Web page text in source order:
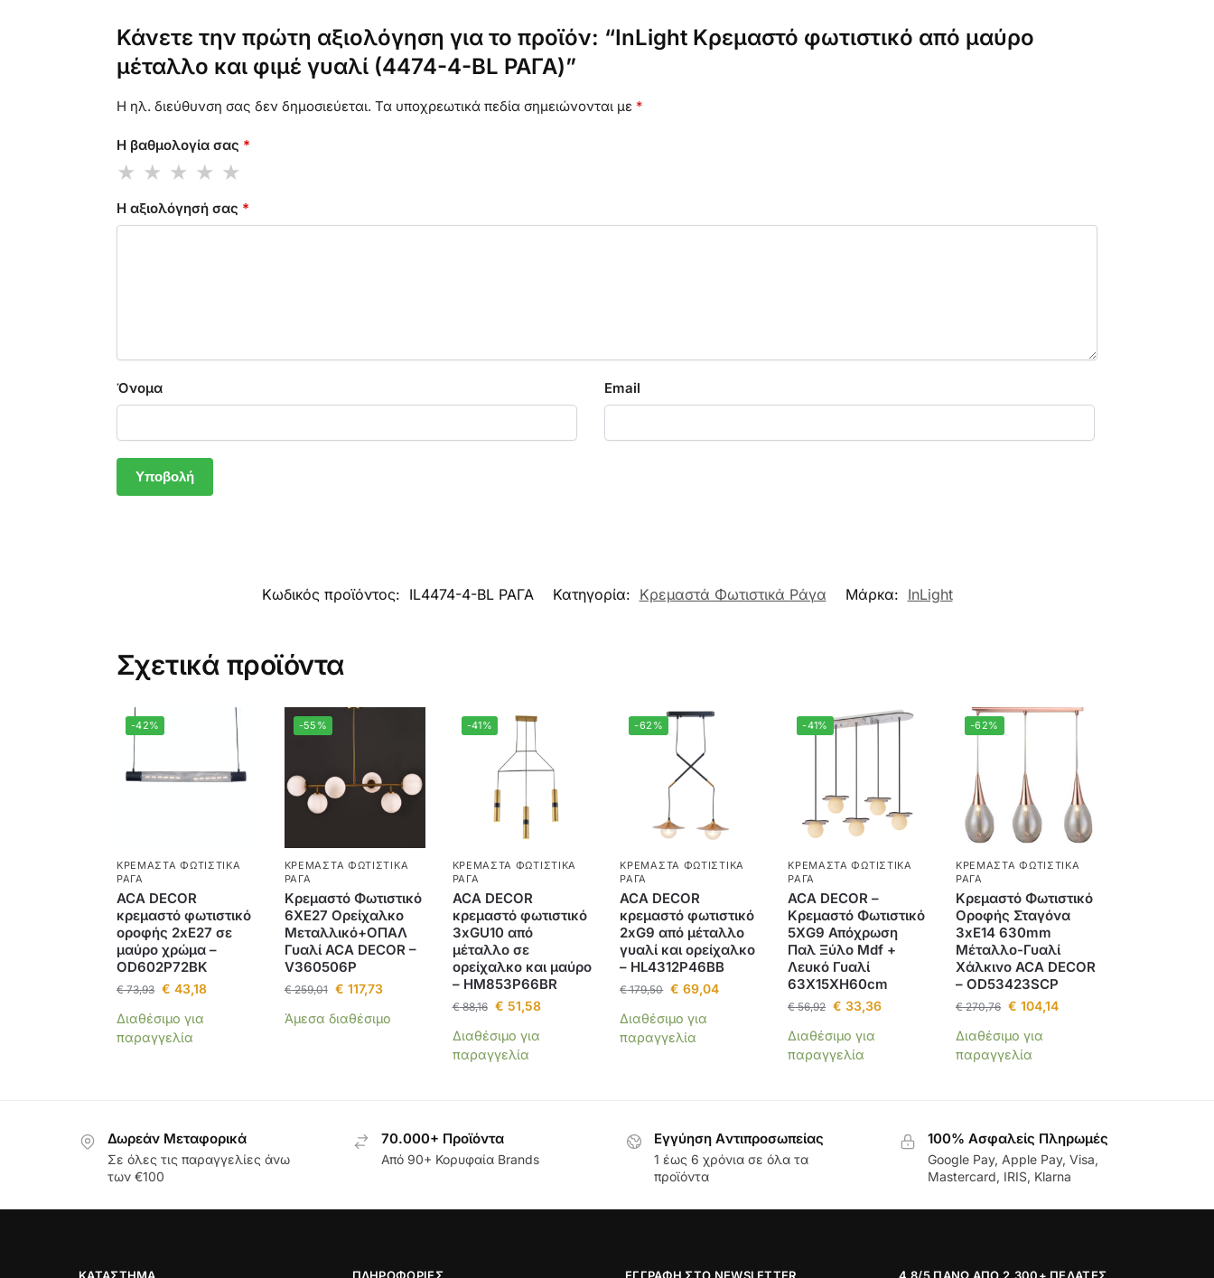
Κάνετε την πρώτη αξιολόγηση για το προϊόν: “InLight Κρεμαστό φωτιστικό από μαύρο
μέταλλο και φιμέ γυαλί (4474-4-BL ΡΑΓΑ)”
Η ηλ. διεύθυνση σας δεν δημοσιεύεται. Τα υποχρεωτικά πεδία σημειώνονται με *
Η βαθμολογία σας *
Η αξιολόγησή σας *
Όνομα Email
Κωδικός προϊόντος: IL4474-4-BL ΡΑΓΑ Κατηγορία: Κρεμαστά Φωτιστικά Ράγα Μάρκα: InLight
Σχετικά προϊόντα
-42%
ΚΡΕΜΑΣΤΆ ΦΩΤΙΣΤΙΚΆ
ΡΆΓΑ
ACA DECOR
κρεμαστό φωτιστικό
οροφής 2xE27 σε
μαύρο χρώμα –
OD602P72BK
€73,93 € 43,18
Διαθέσιμο για
παραγγελία
-55%
ΚΡΕΜΑΣΤΆ ΦΩΤΙΣΤΙΚΆ
ΡΆΓΑ
Κρεμαστό Φωτιστικό
6ΧΕ27 Ορείχαλκο
Μεταλλικό+ΟΠΑΛ
Γυαλί ACA DECOR –
V360506P
€259,01 € 117,73
Άμεσα διαθέσιμο
-41%
ΚΡΕΜΑΣΤΆ ΦΩΤΙΣΤΙΚΆ
ΡΆΓΑ
ACA DECOR
κρεμαστό φωτιστικό
3xGU10 από
μέταλλο σε
ορείχαλκο και μαύρο
– HM853P66BR
€88,16 € 51,58
Διαθέσιμο για
παραγγελία
-62%
ΚΡΕΜΑΣΤΆ ΦΩΤΙΣΤΙΚΆ
ΡΆΓΑ
ACA DECOR
κρεμαστό φωτιστικό
2xG9 από μέταλλο
γυαλί και ορείχαλκο
– HL4312P46BB
€179,50 € 69,04
Διαθέσιμο για
παραγγελία
-41%
ΚΡΕΜΑΣΤΆ ΦΩΤΙΣΤΙΚΆ
ΡΆΓΑ
ACA DECOR –
Κρεμαστό Φωτιστικό
5ΧG9 Απόχρωση
Παλ Ξύλο Mdf +
Λευκό Γυαλί
63Χ15ΧΗ60cm
€56,92 € 33,36
Διαθέσιμο για
παραγγελία
-62%
ΚΡΕΜΑΣΤΆ ΦΩΤΙΣΤΙΚΆ
ΡΆΓΑ
Κρεμαστό Φωτιστικό
Οροφής Σταγόνα
3xE14 630mm
Μέταλλο-Γυαλί
Χάλκινο ACA DECOR
– OD53423SCP
€270,76 € 104,14
Διαθέσιμο για
παραγγελία
Δωρεάν Μεταφορικά
Σε όλες τις παραγγελίες άνω
των €100
70.000+ Προϊόντα
Από 90+ Κορυφαία Brands
Εγγύηση Aντιπροσωπείας
1 έως 6 χρόνια σε όλα τα
προϊόντα
100% Ασφαλείς Πληρωμές
Google Pay, Apple Pay, Visa,
Mastercard, IRIS, Klarna